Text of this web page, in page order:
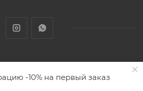
товаров по Алматы и Казахстану
-10% на первый заказ